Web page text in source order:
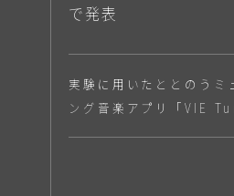
で発表
実験に用いたととのうミ
ング音楽アプリ「VIE